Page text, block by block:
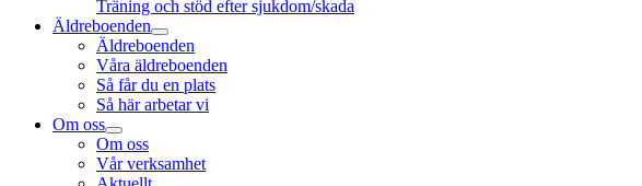
Träning och stöd efter sjukdom/skada
Äldreboenden
Äldreboenden
Våra äldreboenden
Så får du en plats
Så här arbetar vi
Om oss
Om oss
Vår verksamhet